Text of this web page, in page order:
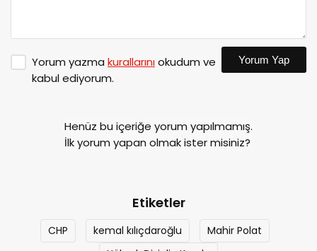
Yorum yazma kurallarınıokudum ve
kabul ediyorum.
Yorum Yap
Henüz bu içeriğe yorum yapılmamış.
İlk yorum yapan olmak ister misiniz?
Etiketler
CHP kemal kılıçdaroğlu
Mahir Polat